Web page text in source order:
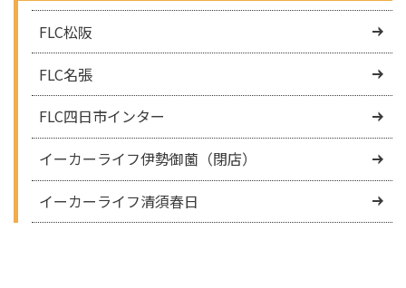
FLC松阪
FLC名張
FLC四日市インター
イーカーライフ伊勢御薗（閉店）
イーカーライフ清須春日